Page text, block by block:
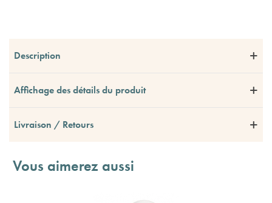
Description
Affichage des détails du produit
Livraison / Retours
Vous aimerez aussi